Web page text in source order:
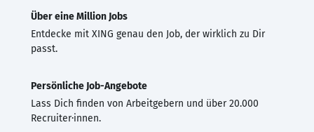
Über eine Million Jobs
Entdecke mit XING genau den Job, der wirklich zu Dir
passt.
Persönliche Job-Angebote
Lass Dich finden von Arbeitgebern und über 20.000
Recruiter·innen.